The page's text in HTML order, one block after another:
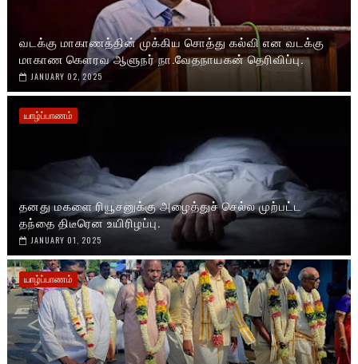
வடக்கு மாகாணத்தின் முக்கிய சொத்து கல்வி என வடக்கு
மாகாண கௌரவ ஆளுநர் நா.வேதநாயகன் தெரிவிப்பு.
JANUARY 02, 2025
யாழ்ப்பாணம்
தனது மகளை ரியூசனுக்கு அழைத்துச் செல்ல முற்பட்ட
தந்தை திடீரென உயிரிழப்பு.
JANUARY 01, 2025
யாழ்ப்பாணம்